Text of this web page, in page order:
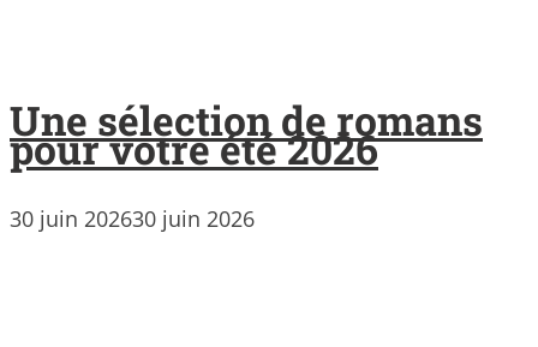
Une sélection de romans
pour votre été 2026
30 juin 202630 juin 2026